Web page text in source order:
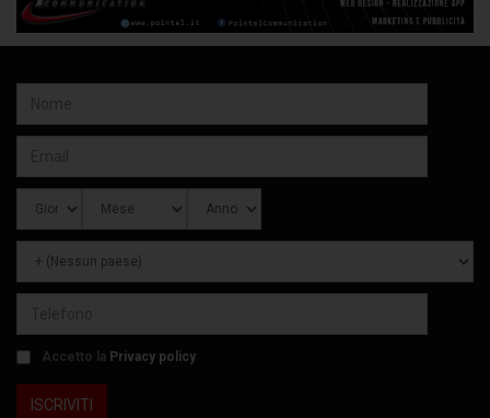
Accetto la Privacy policy